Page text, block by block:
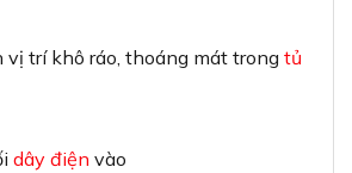
vị trí khô ráo, thoáng mát trong tủ
dây điện vào